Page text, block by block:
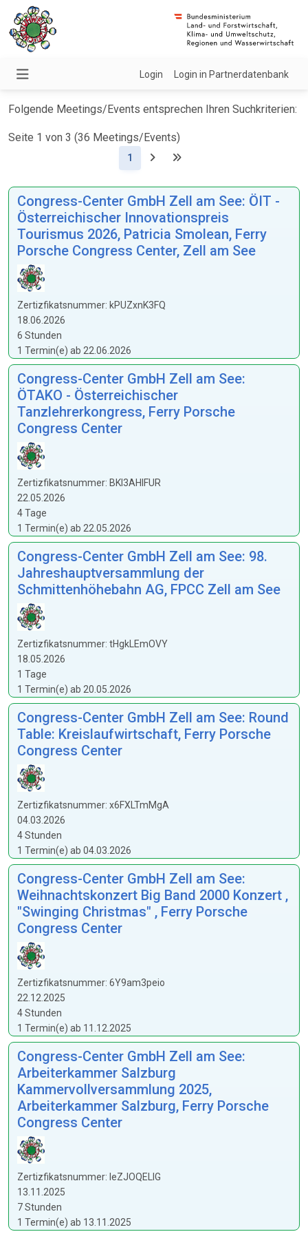
Login Login in Partnerdatenbank
Folgende Meetings/Events entsprechen Ihren Suchkriterien:
Seite 1 von 3 (36 Meetings/Events)
1 (Aktuell)
Congress-Center GmbH Zell am See: ÖIT -
Österreichischer Innovationspreis
Tourismus 2026, Patricia Smolean, Ferry
Porsche Congress Center, Zell am See
Zertizfikatsnummer: kPUZxnK3FQ
18.06.2026
6 Stunden
1 Termin(e) ab 22.06.2026
Congress-Center GmbH Zell am See:
ÖTAKO - Österreichischer
Tanzlehrerkongress, Ferry Porsche
Congress Center
Zertizfikatsnummer: BKl3AHIFUR
22.05.2026
4 Tage
1 Termin(e) ab 22.05.2026
Congress-Center GmbH Zell am See: 98.
Jahreshauptversammlung der
Schmittenhöhebahn AG, FPCC Zell am See
Zertizfikatsnummer: tHgkLEmOVY
18.05.2026
1 Tage
1 Termin(e) ab 20.05.2026
Congress-Center GmbH Zell am See: Round
Table: Kreislaufwirtschaft, Ferry Porsche
Congress Center
Zertizfikatsnummer: x6FXLTmMgA
04.03.2026
4 Stunden
1 Termin(e) ab 04.03.2026
Congress-Center GmbH Zell am See:
Weihnachtskonzert Big Band 2000 Konzert ,
"Swinging Christmas" , Ferry Porsche
Congress Center
Zertizfikatsnummer: 6Y9am3peio
22.12.2025
4 Stunden
1 Termin(e) ab 11.12.2025
Congress-Center GmbH Zell am See:
Arbeiterkammer Salzburg
Kammervollversammlung 2025,
Arbeiterkammer Salzburg, Ferry Porsche
Congress Center
Zertizfikatsnummer: IeZJOQELlG
13.11.2025
7 Stunden
1 Termin(e) ab 13.11.2025